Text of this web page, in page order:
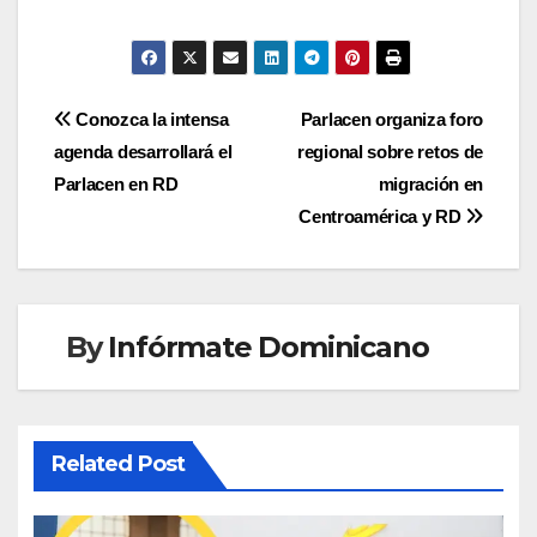
Navegación
de
Parlacen organiza foro
regional sobre retos de
migración en
Centroamérica y RD
Conozca la intensa
agenda desarrollará el
Parlacen en RD
ByInfórmate Dominicano
Related Post